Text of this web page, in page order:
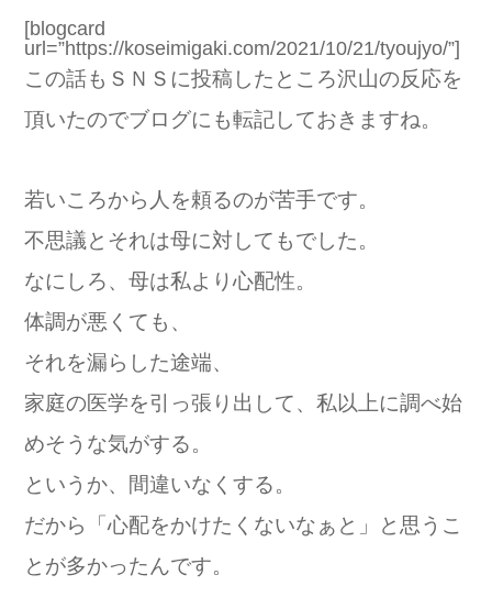
[blogcard
url=”https://koseimigaki.com/2021/10/21/tyoujyo/”]
この話もＳＮＳに投稿したところ沢山の反応を
頂いたのでブログにも転記しておきますね。
若いころから人を頼るのが苦手です。
不思議とそれは母に対してもでした。
なにしろ、母は私より心配性。
体調が悪くても、
それを漏らした途端、
家庭の医学を引っ張り出して、私以上に調べ始
めそうな気がする。
というか、間違いなくする。
だから「心配をかけたくないなぁと」と思うこ
とが多かったんです。